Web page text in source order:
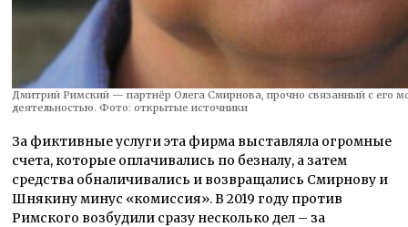
Дмитрий Римский — партнёр Олега Смирнова, прочно связанный с его
деятельностью. Фото: открытые источники
За фиктивные услуги эта фирма выставляла огромные
счета, которые оплачивались по безналу, а затем
средства обналичивались и возвращались Смирнову и
Шнякину минус «комиссия». В 2019 году против
Римского возбудили сразу несколько дел – за